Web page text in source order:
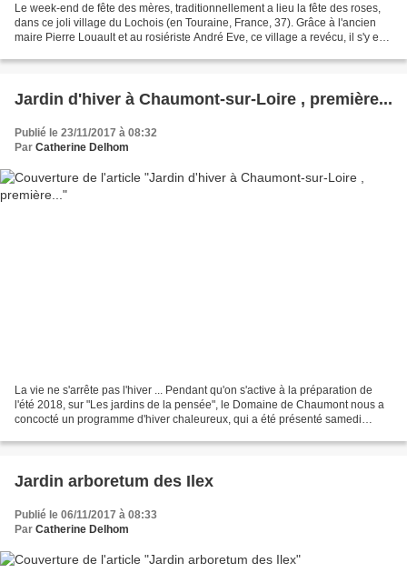
Le week-end de fête des mères, traditionnellement a lieu la fête des roses,
dans ce joli village du Lochois (en Touraine, France, 37). Grâce à l'ancien
maire Pierre Louault et au rosiériste André Eve, ce village a revécu, il s'y est
Jardin d'hiver à Chaumont-sur-Loire , première...
Publié le 23/11/2017 à 08:32
Par Catherine Delhom
La vie ne s'arrête pas l'hiver ... Pendant qu'on s'active à la préparation de
l'été 2018, sur "Les jardins de la pensée", le Domaine de Chaumont nous a
concocté un programme d'hiver chaleureux, qui a été présenté samedi
Jardin arboretum des Ilex
Publié le 06/11/2017 à 08:33
Par Catherine Delhom